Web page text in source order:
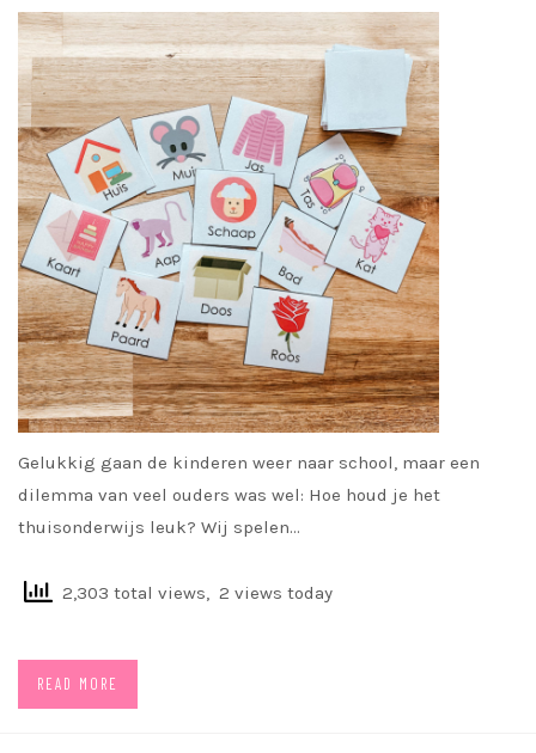
Gelukkig gaan de kinderen weer naar school, maar een
dilemma van veel ouders was wel: Hoe houd je het
thuisonderwijs leuk? Wij spelen…
2,303 total views, 2 views today
READ MORE